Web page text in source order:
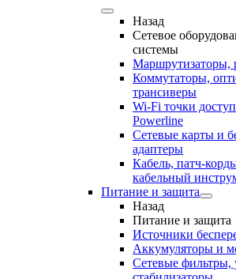
Назад
Сетевое
системы
Маршрутизаторы,
Коммутаторы,
трансиверы
Wi-Fi точки
Powerline
Сетевые карты и
адаптеры
Кабель, патч-
кабельный
Питание и защита
Назад
Питание и защита
Источники
Аккумуляторы и
Сетевые фильтры,